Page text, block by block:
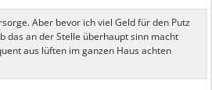
Aber bevor ich viel Geld für den Putz
das an der Stelle überhaupt sinn macht
aus lüften im ganzen Haus achten